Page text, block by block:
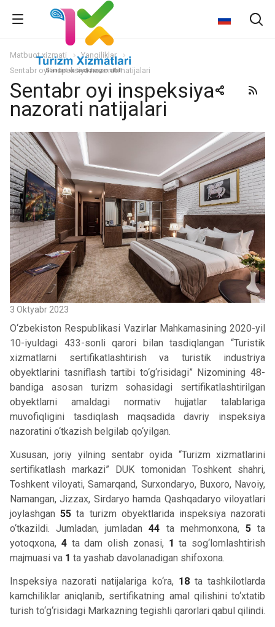
Matbuot xizmati
Yangiliklar
Sentabr oyi inspeksiya nazorati natijalari
Sentabr oyi inspeksiya
nazorati natijalari
3 Oktyabr 2023
O‘zbekiston Respublikasi Vazirlar Mahkamasining 2020-yil
10-iyuldagi 433-sonli qarori bilan tasdiqlangan “Turistik
xizmatlarni sertifikatlashtirish va turistik industriya
obyektlarini tasniflash tartibi to‘g‘risidagi” Nizomining 48-
bandiga asosan turizm sohasidagi sertifikatlashtirilgan
obyektlarni amaldagi normativ hujjatlar talablariga
muvofiqligini tasdiqlash maqsadida davriy inspeksiya
nazoratini o‘tkazish belgilab qo‘yilgan.
Xususan, joriy yilning sentabr oyida “Turizm xizmatlarini
sertifikatlash markazi” DUK tomonidan Toshkent shahri,
Toshkent viloyati, Samarqand, Surxondaryo, Buxoro, Navoiy,
Namangan, Jizzax, Sirdaryo hamda Qashqadaryo viloyatlari
joylashgan55 ta turizm obyektlarida inspeksiya nazorati
o‘tkazildi. Jumladan, jumladan44 ta mehmonxona, 5ta
yotoqxona, 4ta dam olish zonasi, 1 ta sog‘lomlashtirish
majmuasi va 1 ta yashab davolanadigan shifoxona.
Inspeksiya nazorati natijalariga ko‘ra, 18ta tashkilotlarda
kamchiliklar aniqlanib, sertifikatning amal qilishini to‘xtatib
turish to‘g‘risidagi Markazning tegishli qarorlari qabul qilindi.